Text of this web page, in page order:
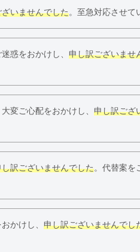
いませんでした。至急対応させて
惑をおかけし、 申し訳ございませ
変ご心配をおかけし、 申し訳ござ
し訳ございませんでした。代替案を
かけし、 申し訳ございませんでし